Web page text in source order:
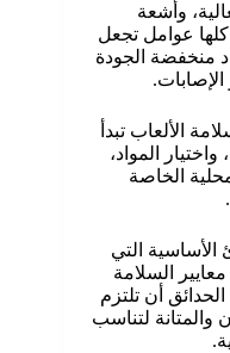
وأشعة
كلها عوامل تجعل
منخفضة الجودة
الألعاب تبدأ
المواد،
الخاصة
التي
السلامة
أن تلتزم
والمتانة لتناسب